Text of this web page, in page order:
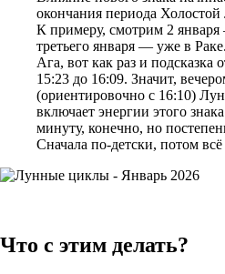
окончания периода
К примеру, смотрим 2
третьего января — уже в
Ага, вот как раз и подсказка
15:23 до 16:09. Значит,
(ориентировочно с 16:10)
включает энергии этого
минуту, конечно, но
Сначала по-детски, потом всё
Что с этим делать?